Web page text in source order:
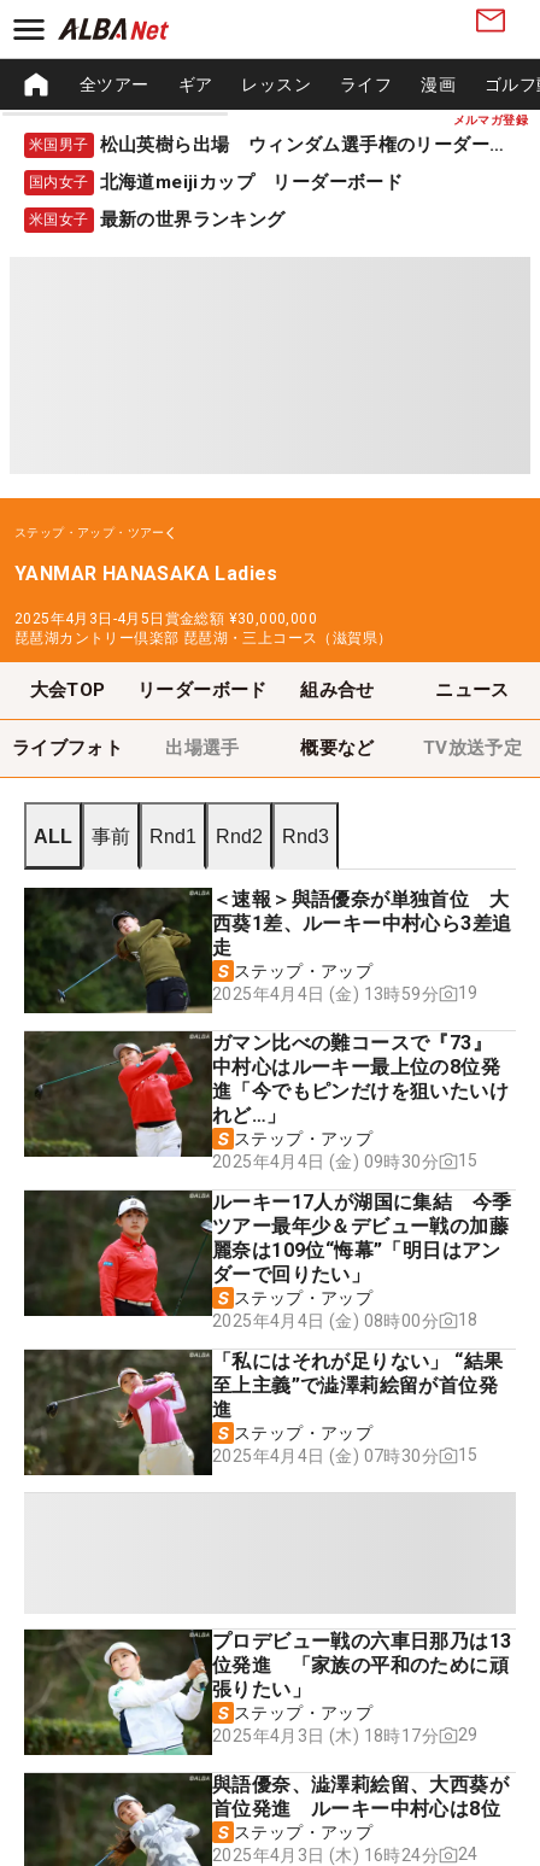
メルマガ登録
全ツアー ギア レッスン ライフ 漫画 ゴル
米国男子 松山英樹ら出場 ウィンダム選手権のリーダーボード
国内女子 北海道meijiカップ リーダーボード
米国女子 最新の世界ランキング
ステップ・アップ・ツアー
YANMAR HANASAKA Ladies
2025年4月3日-4月5日 賞金総額 ¥30,000,000
琵琶湖カントリー倶楽部 琵琶湖・三上コース（滋賀県）
大会TOP リーダーボード 組み合せ ニュース
ライブフォト 出場選手 概要など TV放送予定
ALL 事前 Rnd1 Rnd2 Rnd3
＜速報＞與語優奈が単独首位 大
西葵1差、ルーキー中村心ら3差追
走
ステップ・アップ
2025年4月4日 (金) 13時59分
19
ガマン比べの難コースで『73』
中村心はルーキー最上位の8位発
進「今でもピンだけを狙いたいけ
れど…」
ステップ・アップ
2025年4月4日 (金) 09時30分
15
ルーキー17人が湖国に集結 今季
ツアー最年少＆デビュー戦の加藤
麗奈は109位“悔幕”「明日はアン
ダーで回りたい」
ステップ・アップ
2025年4月4日 (金) 08時00分
18
「私にはそれが足りない」 “結果
至上主義”で澁澤莉絵留が首位発
進
ステップ・アップ
2025年4月4日 (金) 07時30分
15
プロデビュー戦の六車日那乃は13
位発進 「家族の平和のために頑
張りたい」
ステップ・アップ
2025年4月3日 (木) 18時17分
29
與語優奈、澁澤莉絵留、大西葵が
首位発進 ルーキー中村心は8位
ステップ・アップ
2025年4月3日 (木) 16時24分
24